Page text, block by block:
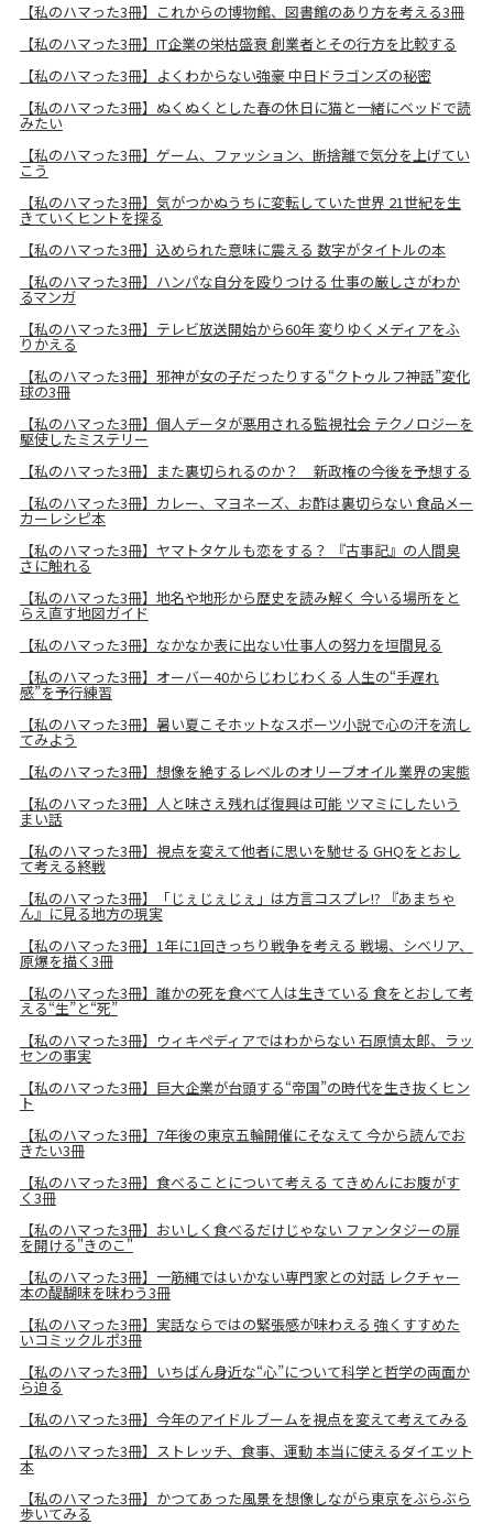
【私のハマった3冊】これからの博物館、図書館のあり方を考える3冊
【私のハマった3冊】IT企業の栄枯盛衰 創業者とその行方を比較する
【私のハマった3冊】よくわからない強豪 中日ドラゴンズの秘密
【私のハマった3冊】ぬくぬくとした春の休日に猫と一緒にベッドで読
みたい
【私のハマった3冊】ゲーム、ファッション、断捨離で気分を上げてい
こう
【私のハマった3冊】気がつかぬうちに変転していた世界 21世紀を生
きていくヒントを探る
【私のハマった3冊】込められた意味に震える 数字がタイトルの本
【私のハマった3冊】ハンパな自分を殴りつける 仕事の厳しさがわか
るマンガ
【私のハマった3冊】テレビ放送開始から60年 変りゆくメディアをふ
りかえる
【私のハマった3冊】邪神が女の子だったりする“クトゥルフ神話”変化
球の3冊
【私のハマった3冊】個人データが悪用される監視社会 テクノロジーを
駆使したミステリー
【私のハマった3冊】また裏切られるのか？ 新政権の今後を予想する
【私のハマった3冊】カレー、マヨネーズ、お酢は裏切らない 食品メー
カーレシピ本
【私のハマった3冊】ヤマトタケルも恋をする？ 『古事記』の人間臭
さに触れる
【私のハマった3冊】地名や地形から歴史を読み解く 今いる場所をと
らえ直す地図ガイド
【私のハマった3冊】なかなか表に出ない仕事人の努力を垣間見る
【私のハマった3冊】オーバー40からじわじわくる 人生の“手遅れ
感”を予行練習
【私のハマった3冊】暑い夏こそホットなスポーツ小説で心の汗を流し
てみよう
【私のハマった3冊】想像を絶するレベルのオリーブオイル業界の実態
【私のハマった3冊】人と味さえ残れば復興は可能 ツマミにしたいう
まい話
【私のハマった3冊】視点を変えて他者に思いを馳せる GHQをとおし
て考える終戦
【私のハマった3冊】「じぇじぇじぇ」は方言コスプレ!? 『あまちゃ
ん』に見る地方の現実
【私のハマった3冊】1年に1回きっちり戦争を考える 戦場、シベリア、
原爆を描く3冊
【私のハマった3冊】誰かの死を食べて人は生きている 食をとおして考
える“生”と“死”
【私のハマった3冊】ウィキペディアではわからない 石原慎太郎、ラッ
センの事実
【私のハマった3冊】巨大企業が台頭する“帝国”の時代を生き抜くヒン
ト
【私のハマった3冊】7年後の東京五輪開催にそなえて 今から読んでお
きたい3冊
【私のハマった3冊】食べることについて考える てきめんにお腹がす
く3冊
【私のハマった3冊】おいしく食べるだけじゃない ファンタジーの扉
を開ける"きのこ"
【私のハマった3冊】一筋縄ではいかない専門家との対話 レクチャー
本の醍醐味を味わう3冊
【私のハマった3冊】実話ならではの緊張感が味わえる 強くすすめた
いコミックルポ3冊
【私のハマった3冊】いちばん身近な“心”について科学と哲学の両面か
ら迫る
【私のハマった3冊】今年のアイドルブームを視点を変えて考えてみる
【私のハマった3冊】ストレッチ、食事、運動 本当に使えるダイエット
本
【私のハマった3冊】かつてあった風景を想像しながら東京をぶらぶら
歩いてみる